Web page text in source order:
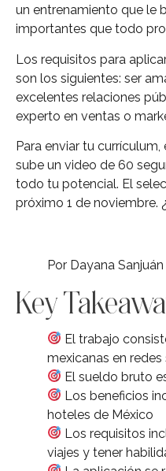
un entrenamiento que le
importantes que todo
Los requisitos para
son los siguientes: ser
excelentes relaciones
experto en ventas o
Para enviar tu currículum,
sube un video de 60
todo tu potencial. El
próximo 1 de noviembre.
Por Dayana Sanjuán
Key
El trabajo
mexicanas en redes
El sueldo bruto
Los beneficios
hoteles de México
Los requisitos
viajes y tener